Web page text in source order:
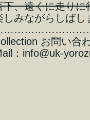
下、遠くに走り
しみながらしばし
お問い合
：info@uk-